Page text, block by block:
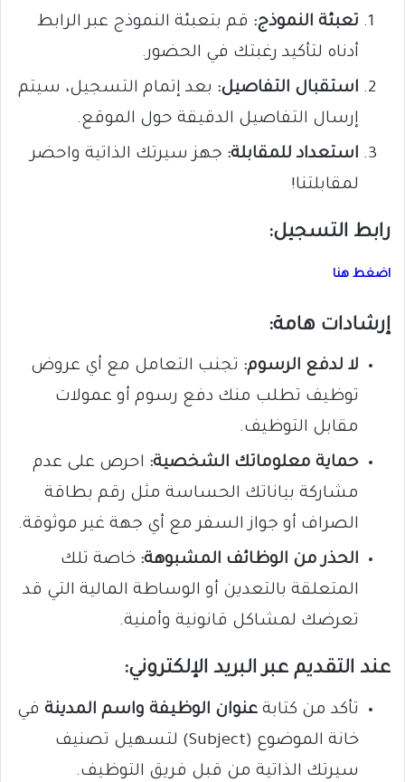
تعبئة النموذج: قم بتعبئة النموذج عبر الرابط
أدناه لتأكيد رغبتك في الحضور.
استقبال التفاصيل: بعد إتمام التسجيل، سيتم
إرسال التفاصيل الدقيقة حول الموقع.
استعداد للمقابلة: جهز سيرتك الذاتية واحضر
لمقابلتنا!
رابط التسجيل:
اضغط هنا
إرشادات هامة:
لا لدفع الرسوم: تجنب التعامل مع أي عروض
توظيف تطلب منك دفع رسوم أو عمولات
مقابل التوظيف.
حماية معلوماتك الشخصية: احرص على عدم
مشاركة بياناتك الحساسة مثل رقم بطاقة
الصراف أو جواز السفر مع أي جهة غير موثوقة.
الحذر من الوظائف المشبوهة: خاصة تلك
المتعلقة بالتعدين أو الوساطة المالية التي قد
تعرضك لمشاكل قانونية وأمنية.
عند التقديم عبر البريد الإلكتروني:
تأكد من كتابة عنوان الوظيفة واسم المدينة في
خانة الموضوع (Subject) لتسهيل تصنيف
سيرتك الذاتية من قبل فريق التوظيف.